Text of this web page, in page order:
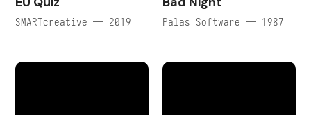
SMARTcreative — 2019 Palas Software — 1987